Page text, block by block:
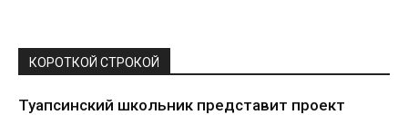
КОРОТКОЙ СТРОКОЙ
Туапсинский школьник представит проект